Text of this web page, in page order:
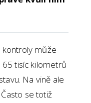
kontroly může
tisíc kilometrů
Na vině ale
se totiž